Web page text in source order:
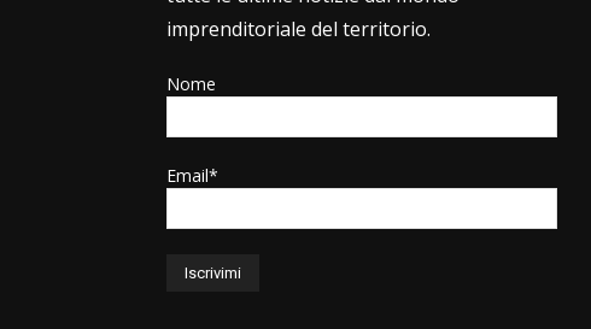
imprenditoriale del territorio.
Nome
Email*